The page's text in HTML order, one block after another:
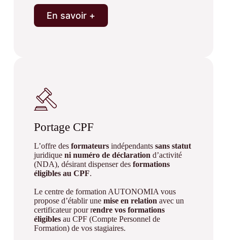
En savoir +
Portage CPF
L’offre des formateurs indépendants sans statut
juridique ni numéro de déclaration d’activité
(NDA), désirant dispenser des formations
éligibles au CPF.
Le centre de formation AUTONOMIA vous
propose d’établir unemise en relation avec un
certificateur pour rendre vos formations
éligiblesau CPF (Compte Personnel de
Formation) de vos stagiaires.